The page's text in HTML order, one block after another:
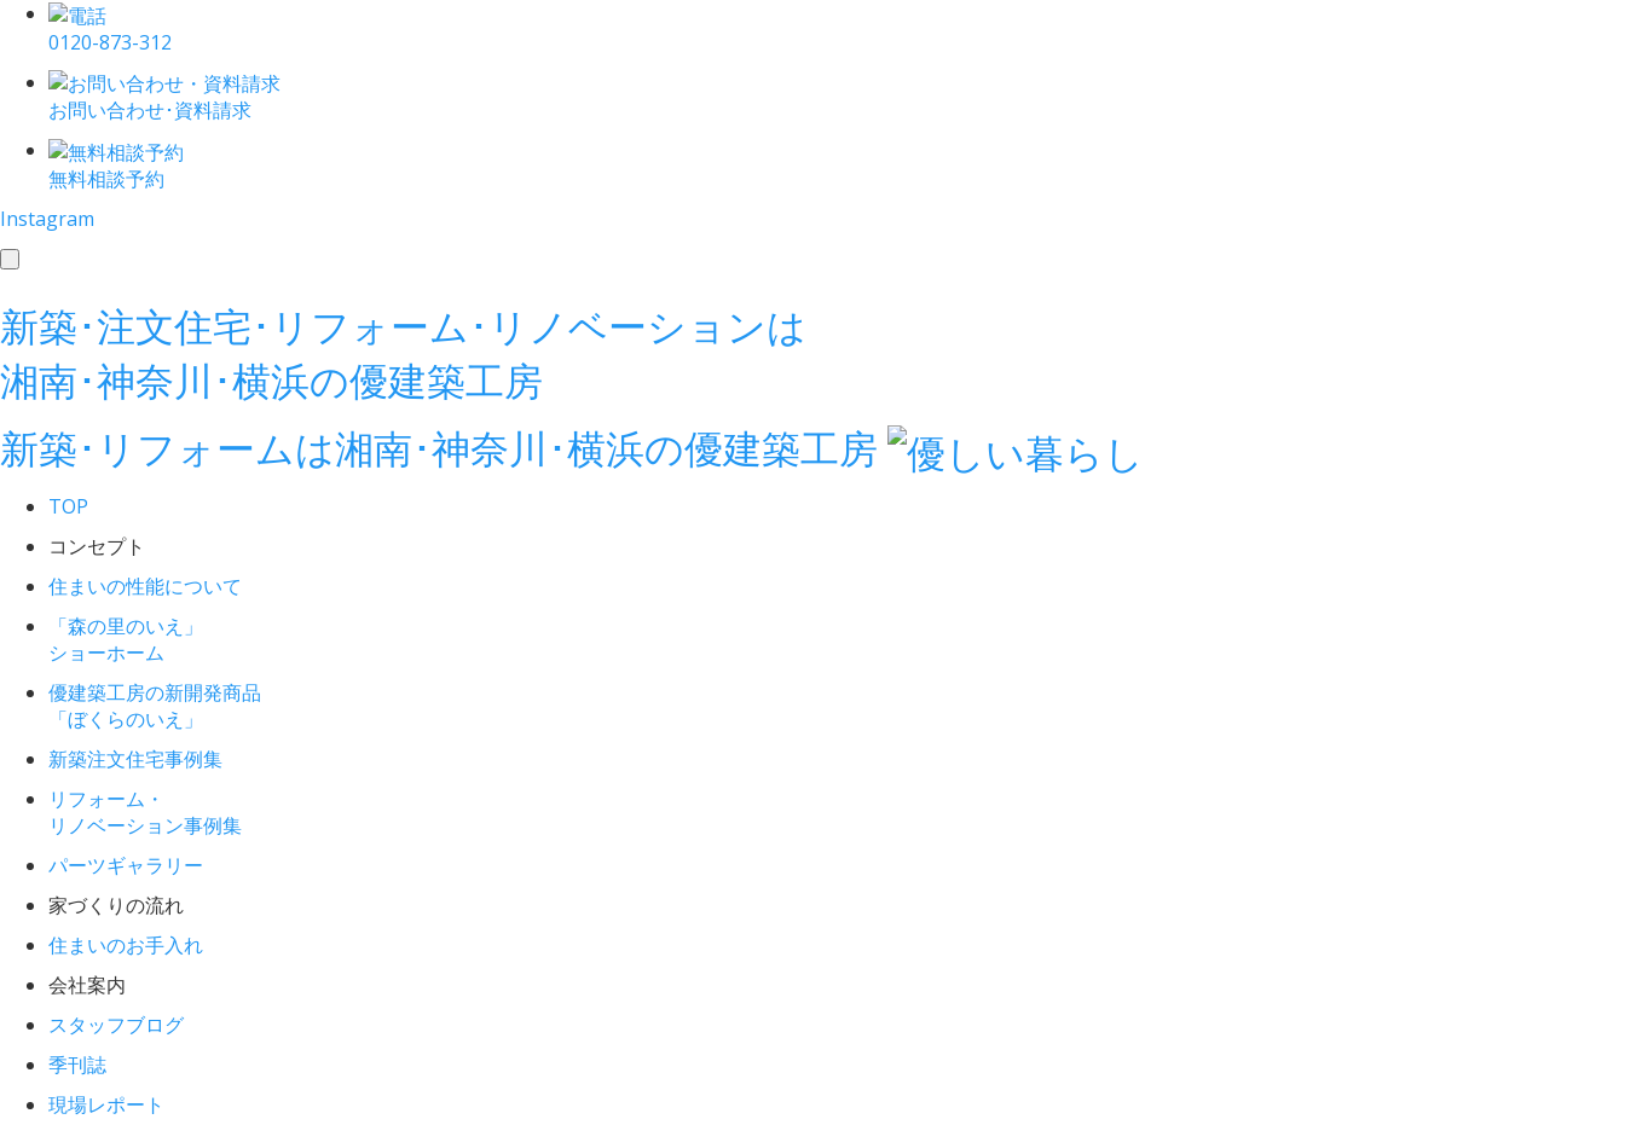
0120-873-312
お問い合わせ･資料請求
無料相談予約
Instagram
toggle
新築･注文住宅･リフォーム･リノベーションは
湘南･神奈川･横浜の優建築工房
新築･リフォームは湘南･神奈川･横浜の優建築工房
TOP
コンセプト
住まいの性能について
「森の里のいえ」
ショーホーム
優建築工房の新開発商品
「ぼくらのいえ」
新築注文住宅事例集
リフォーム・
リノベーション事例集
パーツギャラリー
家づくりの流れ
住まいのお手入れ
会社案内
スタッフブログ
季刊誌
現場レポート